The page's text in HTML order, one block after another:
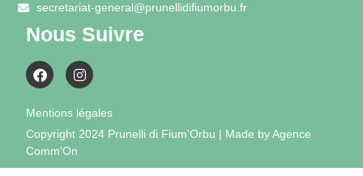
secretariat-general@prunellidifiumorbu.fr
Nous Suivre
Mentions légales
Copyright 2024 Prunelli di Fium'Orbu | Made by Agence
Comm'On